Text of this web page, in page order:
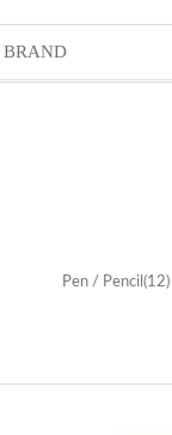
BRAND
Pen / Pencil (12)